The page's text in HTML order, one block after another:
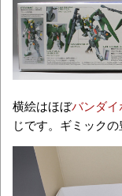
横絵はほぼバンダイ
じです。ギミック